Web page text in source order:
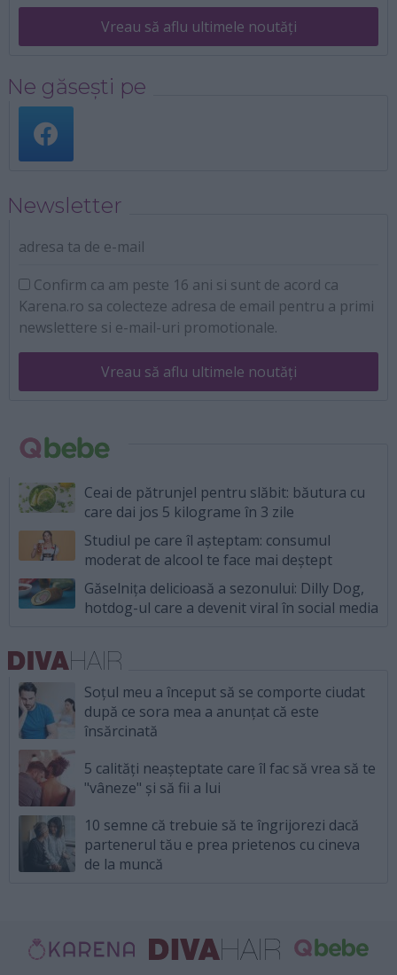
Vreau să aflu ultimele noutăți
Ne găsești pe
Newsletter
adresa ta de e-mail
Confirm ca am peste 16 ani si sunt de acord ca
Karena.ro sa colecteze adresa de email pentru a primi
newslettere si e-mail-uri promotionale.
Vreau să aflu ultimele noutăți
Ceai de pătrunjel pentru slăbit: băutura cu
care dai jos 5 kilograme în 3 zile
Studiul pe care îl așteptam: consumul
moderat de alcool te face mai deștept
Găselnița delicioasă a sezonului: Dilly Dog,
hotdog-ul care a devenit viral în social media
Soțul meu a început să se comporte ciudat
după ce sora mea a anunțat că este
însărcinată
5 calități neașteptate care îl fac să vrea să te
"vâneze" și să fii a lui
10 semne că trebuie să te îngrijorezi dacă
partenerul tău e prea prietenos cu cineva
de la muncă